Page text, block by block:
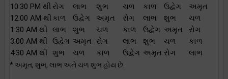
10:30 PM થી રોગ લાભ શુભ ચળ કાળ ઉદ્વેગ
અમૃત
12:00 AM થીકાળ ઉદ્વેગ અમૃત રોગ લાભ શુભ
ચળ
1:30 AM થી લાભ શુભ ચળ કાળ ઉદ્વેગ અમૃત
રોગ
3:00 AM થી ઉદ્વેગ અમૃત રોગ લાભ શુભ ચળ
કાળ
4:30 AM થી શુભ ચળ કાળ ઉદ્વેગ અમૃત રોગ લાભ
* અમૃત, શુભ, લાભ અને ચળ શુભ હોય છે.